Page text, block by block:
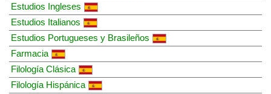
Estudios Ingleses
Estudios Italianos
Estudios Portugueses y Brasileños
Farmacia
Filología Clásica
Filología Hispánica